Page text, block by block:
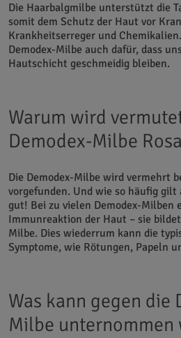
Die Haarbalgmilbe unterstützt die
somit dem Schutz der Haut vor
Krankheitserreger und
Demodex-Milbe auch dafür, dass
Hautschicht geschmeidig bleiben.
Warum wird
Demodex-Milbe
Die Demodex-Milbe wird vermehrt
vorgefunden. Und wie so häufig
gut! Bei zu vielen Demodex-Milben
Immunreaktion der Haut – sie
Milbe. Dies wiederrum kann die
Symptome, wie Rötungen, Papeln
Was kann gegen die
Milbe unternommen